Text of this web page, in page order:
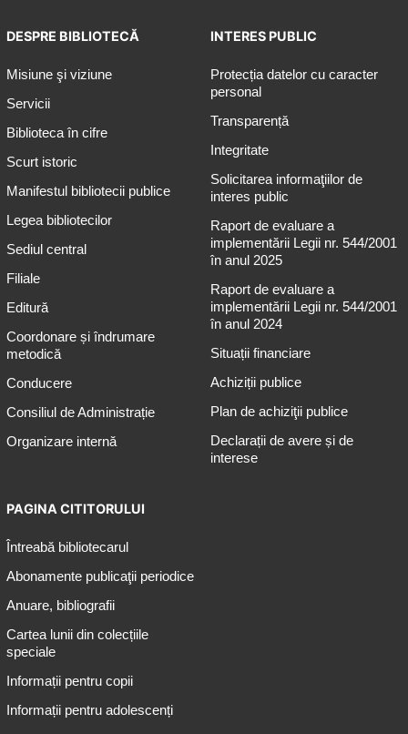
DESPRE BIBLIOTECĂ
Misiune şi viziune
Servicii
Biblioteca în cifre
Scurt istoric
Manifestul bibliotecii publice
Legea bibliotecilor
Sediul central
Filiale
Editură
Coordonare și îndrumare
metodică
Conducere
Consiliul de Administrație
Organizare internă
INTERES PUBLIC
Protecția datelor cu caracter
personal
Transparență
Integritate
Solicitarea informaţiilor de
interes public
Raport de evaluare a
implementării Legii nr. 544/2001
în anul 2025
Raport de evaluare a
implementării Legii nr. 544/2001
în anul 2024
Situații financiare
Achiziții publice
Plan de achiziţii publice
Declarații de avere și de
interese
PAGINA CITITORULUI
Întreabă bibliotecarul
Abonamente publicaţii periodice
Anuare, bibliografii
Cartea lunii din colecțiile
speciale
Informații pentru copii
Informații pentru adolescenți